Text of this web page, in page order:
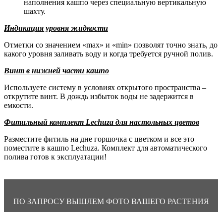
наполнения кашпо через специальную вертикальную
шахту.
Индикация уровня жидкости
Отметки со значением «max» и «min» позволят точно знать, до
какого уровня заливать воду и когда требуется ручной полив.
Винт в нижней части кашпо
Используете систему в условиях открытого пространства –
открутите винт. В дождь избыток воды не задержится в
емкости.
Фитильный комплект Lechuza для настольных цветов
Разместите фитиль на дне горшочка с цветком и все это
поместите в кашпо Lechuza. Комплект для автоматического
полива готов к эксплуатации!
ПО ЗАПРОСУ ВЫШЛЕМ ФОТО ВАШЕГО РАСТЕНИЯ